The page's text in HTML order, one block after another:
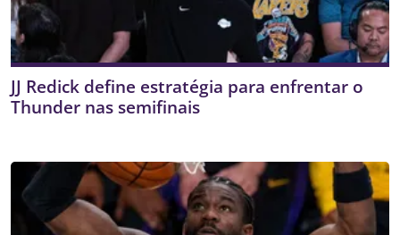
JJ Redick define estratégia para enfrentar o
Thunder nas semifinais